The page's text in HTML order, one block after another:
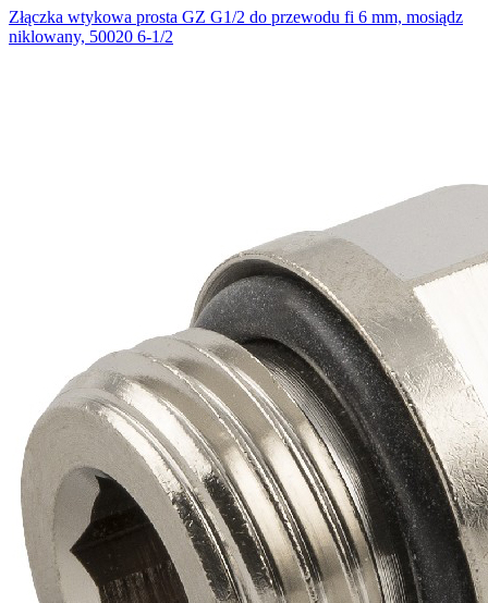
Złączka wtykowa prosta GZ G1/2 do przewodu fi 6 mm, mosiądz
niklowany, 50020 6-1/2